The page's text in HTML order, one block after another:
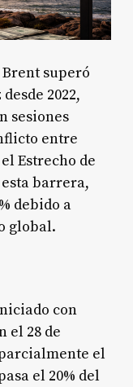
superó
2022,
sesiones
entre
Estrecho de
barrera,
debido a
global.
con
el 28 de
el
el 20% del